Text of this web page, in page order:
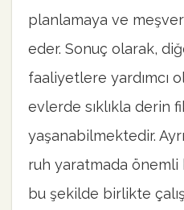
planlamaya ve
eder. Sonuç olarak,
faaliyetlere yardımcı
evlerde sıklıkla derin
yaşanabilmektedir.
ruh yaratmada önemli
bu şekilde birlikte